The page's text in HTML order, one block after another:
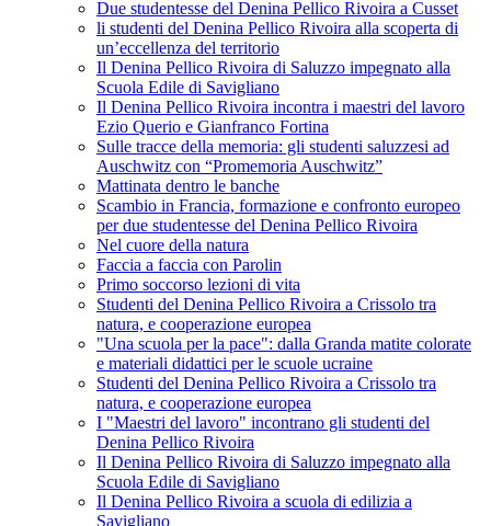
Due studentesse del Denina Pellico Rivoira a Cusset
li studenti del Denina Pellico Rivoira alla scoperta di
un’eccellenza del territorio
Il Denina Pellico Rivoira di Saluzzo impegnato alla
Scuola Edile di Savigliano
Il Denina Pellico Rivoira incontra i maestri del lavoro
Ezio Querio e Gianfranco Fortina
Sulle tracce della memoria: gli studenti saluzzesi ad
Auschwitz con “Promemoria Auschwitz”
Mattinata dentro le banche
Scambio in Francia, formazione e confronto europeo
per due studentesse del Denina Pellico Rivoira
Nel cuore della natura
Faccia a faccia con Parolin
Primo soccorso lezioni di vita
Studenti del Denina Pellico Rivoira a Crissolo tra
natura, e cooperazione europea
"Una scuola per la pace": dalla Granda matite colorate
e materiali didattici per le scuole ucraine
Studenti del Denina Pellico Rivoira a Crissolo tra
natura, e cooperazione europea
I "Maestri del lavoro" incontrano gli studenti del
Denina Pellico Rivoira
Il Denina Pellico Rivoira di Saluzzo impegnato alla
Scuola Edile di Savigliano
Il Denina Pellico Rivoira a scuola di edilizia a
Savigliano